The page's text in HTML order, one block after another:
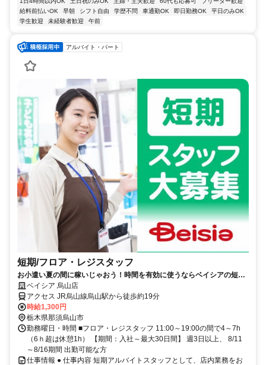
給料前払いOK
早朝 シフト自由 学歴不問 車通勤OK 即日勤務OK
平日のみOK
学生歓迎
未経験者歓迎 午前
アルバイト・パート
短期/フロア・レジスタッフ
お小遣い夏の間に稼いじゃおう！時間を有効に使うならベイシアの短期
アルバイトで決まり！
ベイシア 烏山店
アクセス JR烏山線烏山駅から徒歩約19分
時給1,300円
栃木県那須烏山市
勤務曜日・時間 ■フロア・レジスタッフ 11:00～19:00の間で4～7h
（6ｈ超は休憩1h） 【期間：入社～最大30日間】 週3日以上、 8/11
～8/16期間 出勤可能な方
仕事情報 ● 仕事内容 短期アルバイトスタッフとして、店内業務をお